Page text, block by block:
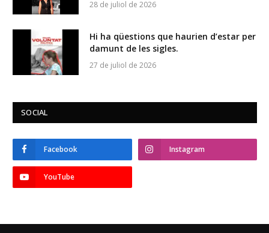
28 de juliol de 2026
Hi ha qüestions que haurien d’estar per
damunt de les sigles.
27 de juliol de 2026
SOCIAL
Facebook Instagram
YouTube